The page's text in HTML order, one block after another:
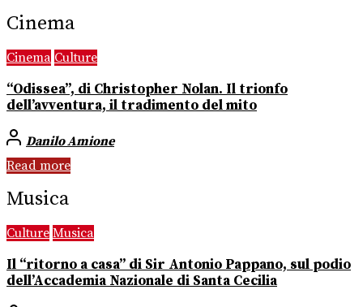
Cinema
Cinema Culture
“Odissea”, di Christopher Nolan. Il trionfo
dell’avventura, il tradimento del mito
Danilo Amione
Read more
Musica
Culture Musica
Il “ritorno a casa” di Sir Antonio Pappano, sul podio
dell’Accademia Nazionale di Santa Cecilia